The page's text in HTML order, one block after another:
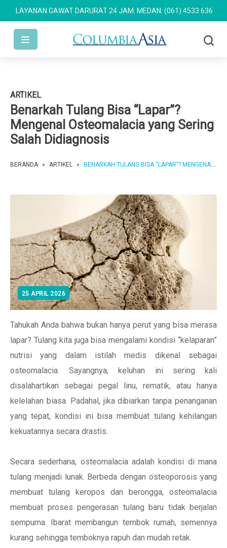
GAWAT DARURAT 24 JAM: MEDAN: (061) 4533 636
ARTIKEL
Benarkah Tulang Bisa “Lapar”?
Mengenal Osteomalacia yang Sering
Salah Didiagnosis
BERANDA » ARTIKEL » BENARKAH TULANG BISA “LAPAR”? MENGENAL OSTEOMALACIA YANG SERING SALAH DIDIAGNOSIS
25 APRIL 2026
Tahukah Anda bahwa bukan hanya perut yang bisa merasa
lapar? Tulang kita juga bisa mengalami kondisi “kelaparan”
nutrisi yang dalam istilah medis dikenal sebagai
osteomalacia. Sayangnya, keluhan ini sering kali
disalahartikan sebagai pegal linu, rematik, atau hanya
kelelahan biasa. Padahal, jika dibiarkan tanpa penanganan
yang tepat, kondisi ini bisa membuat tulang kehilangan
kekuatannya secara drastis.
Secara sederhana, osteomalacia adalah kondisi di mana
tulang menjadi lunak. Berbeda dengan osteoporosis yang
membuat tulang keropos dan berongga, osteomalacia
membuat proses pengerasan tulang baru tidak berjalan
sempurna. Ibarat membangun tembok rumah, semennya
kurang sehingga temboknya rapuh dan mudah retak.